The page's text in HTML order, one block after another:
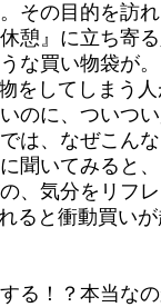
その目的を訪
憩』に立ち寄
な買い物袋が
をしてしまう
のに、ついつ
は、なぜこん
聞いてみると
、気分をリフ
ると衝動買い
る！？本当な